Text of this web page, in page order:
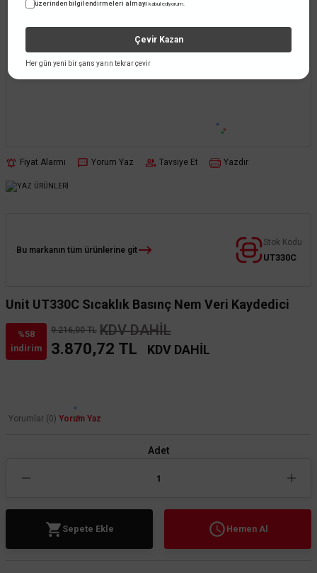
Fiyat Alarmı Yorum Yaz Tavsiye Et Yazdır
Bu markanın tüm ürünlerine git
Stok Kodu
UT330C
Unit UT330C Sıcaklık Basınç Nem Veri Kaydedici
%58
indirim
9.216,00 TL KDV DAHİL
3.870,72 TL KDV DAHİL
Yorumlar (0) Yorum Yaz
Adet
Sepete Ekle Hemen Al
üzerinden bilgilendirmeleri almayı kabul ediyorum.
Çevir Kazan
Her gün yeni bir şans yarın tekrar çevir